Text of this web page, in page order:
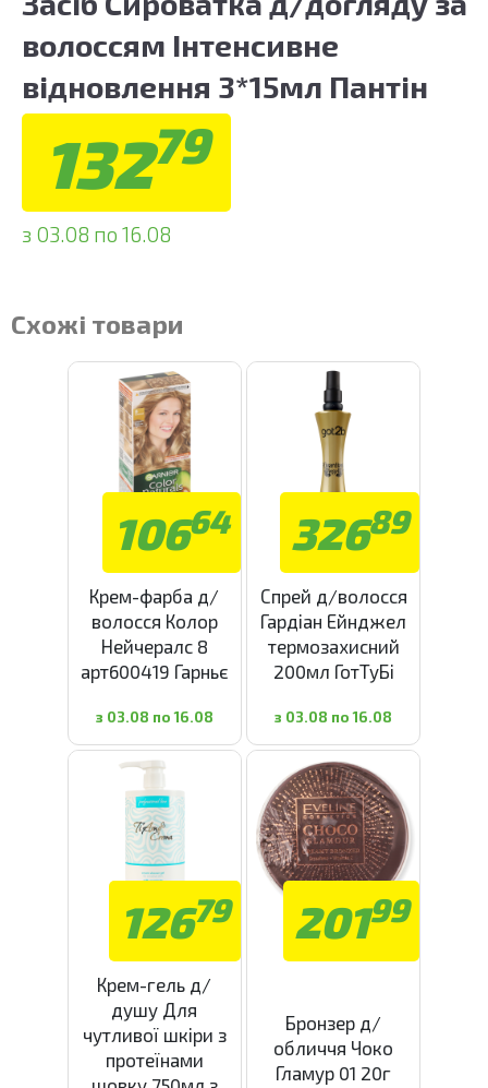
волоссям Інтенсивне
відновлення 3*15мл Пантін
13279
з 03.08 по 16.08
Схожі товари
10664
Крем-фарба д/
волосся Колор
Нейчералс 8
арт600419 Гарньє
з 03.08 по 16.08
32689
Спрей д/волосся
Гардіан Ейнджел
термозахисний
200мл ГотТуБі
з 03.08 по 16.08
12679
Крем-гель д/
душу Для
чутливої шкіри з
протеїнами
20199
Бронзер д/
обличчя Чоко
Гламур 01 20г